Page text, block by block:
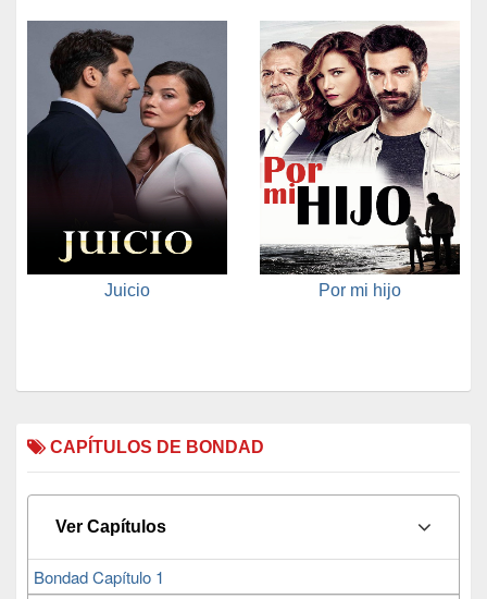
Juicio Por mi hijo
CAPÍTULOS DE BONDAD
Ver Capítulos
Bondad Capítulo 1